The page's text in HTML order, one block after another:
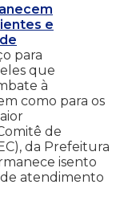
e
para
que
à
como para os
de
da Prefeitura
isento
atendimento